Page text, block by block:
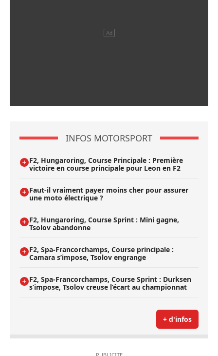
INFOS MOTORSPORT
F2, Hungaroring, Course Principale : Première
victoire en course principale pour Leon en F2
Faut-il vraiment payer moins cher pour assurer
une moto électrique ?
F2, Hungaroring, Course Sprint : Mini gagne,
Tsolov abandonne
F2, Spa-Francorchamps, Course principale :
Camara s’impose, Tsolov engrange
F2, Spa-Francorchamps, Course Sprint : Durksen
s’impose, Tsolov creuse l’écart au championnat
+ d'infos